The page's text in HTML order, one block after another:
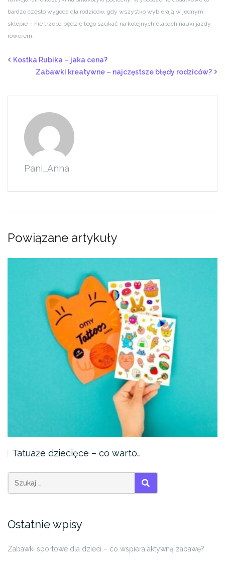
bardzo często wygoda dla rodziców, gdy wszystko wybierają w jednym
sklepie – nie trzeba będzie tego szukać na kolejnych etapach nauki jazdy
rowerem.
Kostka Rubika – jaka cena?
Zabawki kreatywne – najczęstsze błędy rodziców?
Pani_Anna
Powiązane artykuły
Tatuaże dziecięce – co warto…
SZUKAJ
Ostatnie wpisy
Zabawki sportowe dla dzieci – co wspiera aktywną zabawę?